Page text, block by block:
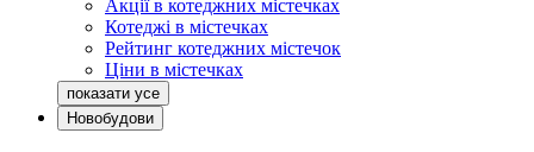
Акції в котеджних містечках
Котеджі в містечках
Рейтинг котеджних містечок
Ціни в містечках
Новобудови